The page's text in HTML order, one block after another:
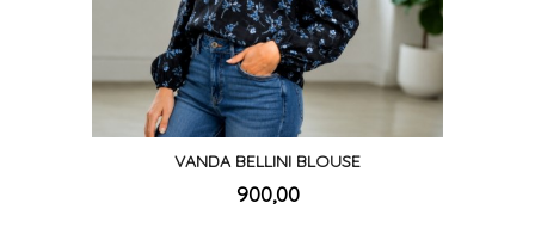
VANDA BELLINI BLOUSE
Pris
900,00mva.